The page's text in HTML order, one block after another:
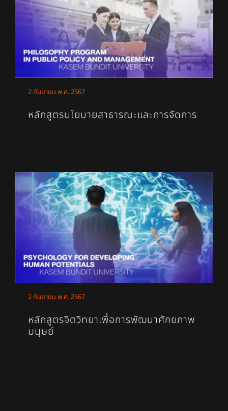
2 กันยายน พ.ศ. 2567
หลักสูตรนโยบายสาธารณะและการจัดการ
2 กันยายน พ.ศ. 2567
หลักสูตรจิตวิทยาเพื่อการพัฒนาศักยภาพ
มนุษย์